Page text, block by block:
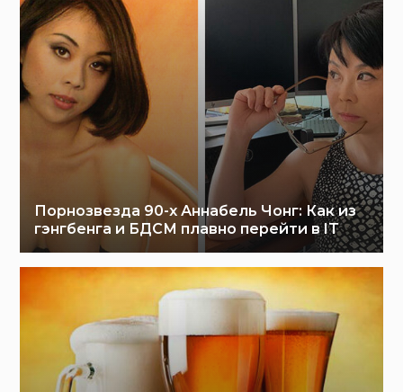
Порнозвезда 90-х Аннабель Чонг: Как из
гэнгбенга и БДСМ плавно перейти в IT